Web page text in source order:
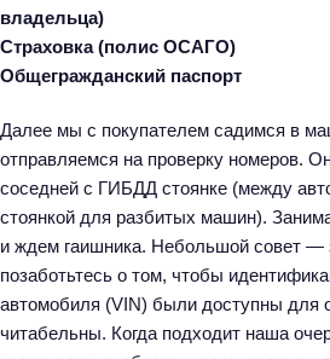
владельца)
Страховка (полис ОСАГО)
Общегражданский паспорт
Далее мы с покупателем садимся в
отправляемся на проверку номеров.
соседней с ГИБДД стоянке (между
стоянкой для разбитых машин).
и ждем гаишника. Небольшой совет —
позаботьтесь о том, чтобы
автомобиля (VIN) были доступны для
читабельны. Когда подходит наша